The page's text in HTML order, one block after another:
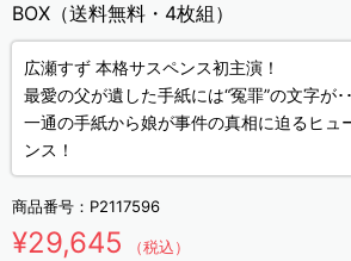
BOX（送料無料・4枚組）
広瀬すず 本格サスペンス初主演！
最愛の父が遺した手紙には“冤罪”の文字が･
一通の手紙から娘が事件の真相に迫るヒュ
ンス！
商品番号： P2117596
¥29,645 （税込）